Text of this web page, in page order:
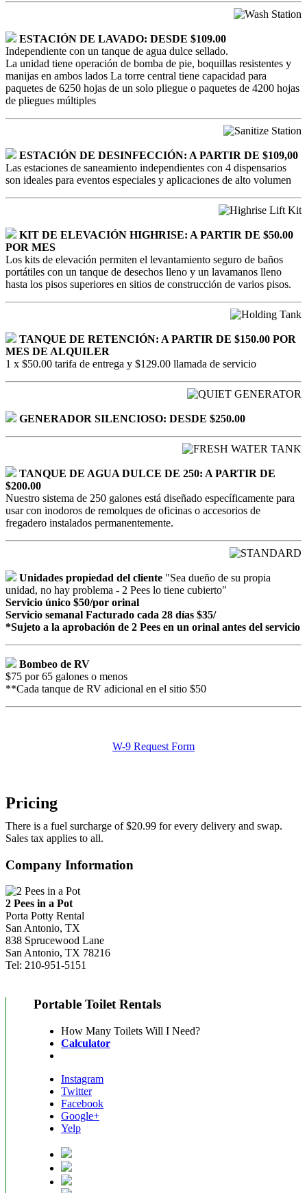
ESTACIÓN DE LAVADO: DESDE $109.00
Independiente con un tanque de agua dulce sellado.
La unidad tiene operación de bomba de pie, boquillas resistentes y
manijas en ambos lados La torre central tiene capacidad para
paquetes de 6250 hojas de un solo pliegue o paquetes de 4200 hojas
de pliegues múltiples
ESTACIÓN DE DESINFECCIÓN: A PARTIR DE $109,00
Las estaciones de saneamiento independientes con 4 dispensarios
son ideales para eventos especiales y aplicaciones de alto volumen
KIT DE ELEVACIÓN HIGHRISE: A PARTIR DE $50.00
POR MES
Los kits de elevación permiten el levantamiento seguro de baños
portátiles con un tanque de desechos lleno y un lavamanos lleno
hasta los pisos superiores en sitios de construcción de varios pisos.
TANQUE DE RETENCIÓN: A PARTIR DE $150.00 POR
MES DE ALQUILER
1 x $50.00 tarifa de entrega y $129.00 llamada de servicio
GENERADOR SILENCIOSO: DESDE $250.00
TANQUE DE AGUA DULCE DE 250: A PARTIR DE
$200.00
Nuestro sistema de 250 galones está diseñado específicamente para
usar con inodoros de remolques de oficinas o accesorios de
fregadero instalados permanentemente.
Unidades propiedad del cliente "Sea dueño de su propia
unidad, no hay problema - 2 Pees lo tiene cubierto"
Servicio único $50/por orinal
Servicio semanal Facturado cada 28 días $35/
*Sujeto a la aprobación de 2 Pees en un orinal antes del servicio
Bombeo de RV
$75 por 65 galones o menos
**Cada tanque de RV adicional en el sitio $50
W-9 Request Form
Pricing
There is a fuel surcharge of $20.99 for every delivery and swap.
Sales tax applies to all.
Company Information
2 Pees in a Pot
Porta Potty Rental
San Antonio, TX
838 Sprucewood Lane
San Antonio, TX 78216
Tel: 210-951-5151
Portable Toilet Rentals
How Many Toilets Will I Need?
Calculator
Instagram
Twitter
Facebook
Google+
Yelp